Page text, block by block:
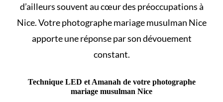
d’ailleurs souvent au cœur des préoccupations à
Nice. Votre photographe mariage musulman Nice
apporte une réponse par son dévouement
constant.
Technique LED et Amanah de votre photographe
mariage musulman Nice